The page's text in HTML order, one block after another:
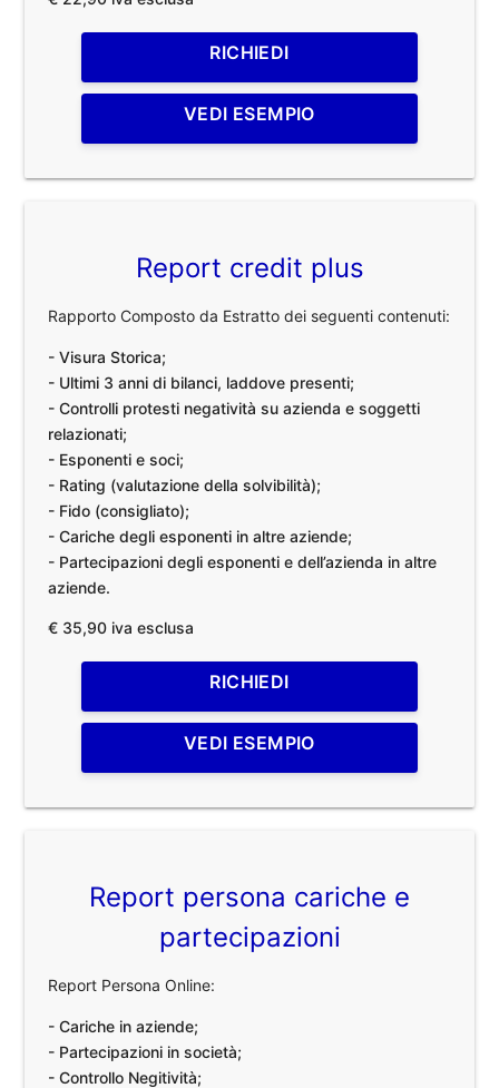
RICHIEDI
VEDI ESEMPIO
Report credit plus
Rapporto Composto da Estratto dei seguenti contenuti:
- Visura Storica;
- Ultimi 3 anni di bilanci, laddove presenti;
- Controlli protesti negatività su azienda e soggetti
relazionati;
- Esponenti e soci;
- Rating (valutazione della solvibilità);
- Fido (consigliato);
- Cariche degli esponenti in altre aziende;
- Partecipazioni degli esponenti e dell’azienda in altre
aziende.
€ 35,90 iva esclusa
RICHIEDI
VEDI ESEMPIO
Report persona cariche e
partecipazioni
Report Persona Online:
- Cariche in aziende;
- Partecipazioni in società;
- Controllo Negitività;